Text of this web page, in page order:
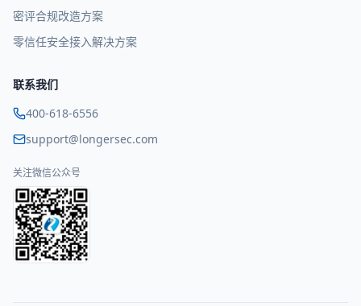
密评合规改造方案
零信任安全接入解决方案
联系我们
400-618-6556
support@longersec.com
关注微信公众号